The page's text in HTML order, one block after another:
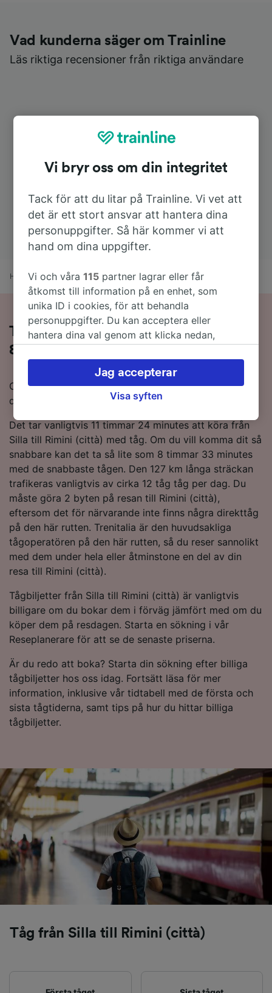
Vad kunderna säger om Trainline
Läs riktiga recensioner från riktiga användare
Hem Tågtider Silla till Rimini (città)
Ta tåget från Silla till Rimini (città) på
8 timmar 33 minutes
Om du vill resa från Silla till Rimini (città) med tåg har
du kommit till rätt ställe.
Det tar vanligtvis 11 timmar 24 minutes att köra från
Silla till Rimini (città) med tåg. Om du vill komma dit så
snabbare kan det ta så lite som 8 timmar 33 minutes
med de snabbaste tågen. Den 127 km långa sträckan
trafikeras vanligtvis av cirka 12 tåg tåg per dag. Du
måste göra 2 byten på resan till Rimini (città),
eftersom det för närvarande inte finns några direkttåg
på den här rutten. Trenitalia är den huvudsakliga
tågoperatören på den här rutten, så du reser sannolikt
med dem under hela eller åtminstone en del av din
resa till Rimini (città).
Tågbiljetter från Silla till Rimini (città) är vanligtvis
billigare om du bokar dem i förväg jämfört med om du
köper dem på resdagen. Starta en sökning i vår
Reseplanerare för att se de senaste priserna.
Är du redo att boka? Starta din sökning efter billiga
tågbiljetter hos oss idag. Fortsätt läsa för mer
information, inklusive vår tidtabell med de första och
sista tågtiderna, samt tips på hur du hittar billiga
tågbiljetter.
Tåg från Silla till Rimini (città)
Vi bryr oss om din integritet
Tack för att du litar på Trainline. Vi vet att
det är ett stort ansvar att hantera dina
personuppgifter. Så här kommer vi att
hand om dina uppgifter.
Vi och våra115 partner lagrar eller får
åtkomst till information på en enhet, som
unika ID i cookies, för att behandla
personuppgifter. Du kan acceptera eller
hantera dina val genom att klicka nedan,
intresse används, eller när som helst på sidan
för dataskyddspolicy. Dessa val kommer att
signaleras till våra partners och påverkar inte
att användas för spårningsändamål om du har
bett oss att inte spåra dig.
Vi och våra partners behandlar data för att
tillhandahålla:
Använda exakta uppgifter om geografisk
positionering. Aktivt läsa av enhetens
egenskaper för identifieringsändamål. Lagra
och/eller få åtkomst till information på en
enhet. Personanpassad reklam och innehåll,
reklam- och innehållsmätning, forskning
angående målgrupp och tjänsteutveckling.
Visa syften
Jag accepterar